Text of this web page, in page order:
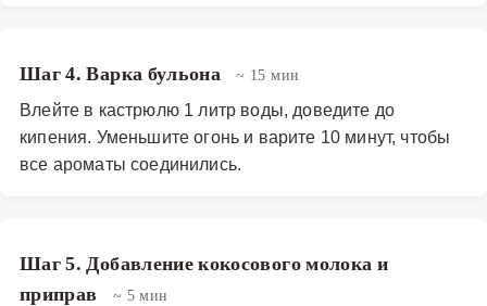
Шаг 4. Варка бульона ~ 15 мин
Влейте в кастрюлю 1 литр воды, доведите до
кипения. Уменьшите огонь и варите 10 минут, чтобы
все ароматы соединились.
Шаг 5. Добавление кокосового молока и
приправ
~ 5 мин